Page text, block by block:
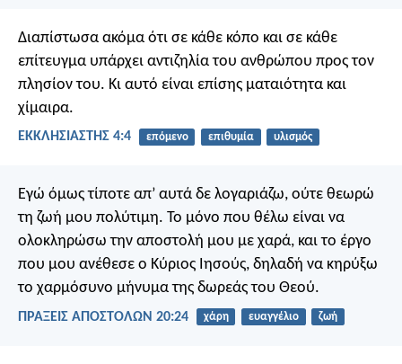
Διαπίστωσα ακόμα ότι σε κάθε κόπο και σε κάθε
επίτευγμα υπάρχει αντιζηλία του ανθρώπου προς τον
πλησίον του. Κι αυτό είναι επίσης ματαιότητα και
χίμαιρα.
ΕΚΚΛΗΣΙΑΣΤΗΣ 4:4 επόμενο επιθυμία υλισμός
Εγώ όμως τίποτε απ’ αυτά δε λογαριάζω, ούτε θεωρώ
τη ζωή μου πολύτιμη. Το μόνο που θέλω είναι να
ολοκληρώσω την αποστολή μου με χαρά, και το έργο
που μου ανέθεσε ο Κύριος Ιησούς, δηλαδή να κηρύξω
το χαρμόσυνο μήνυμα της δωρεάς του Θεού.
ΠΡΑΞΕΙΣ ΑΠΟΣΤΟΛΩΝ 20:24 χάρη ευαγγέλιο ζωή